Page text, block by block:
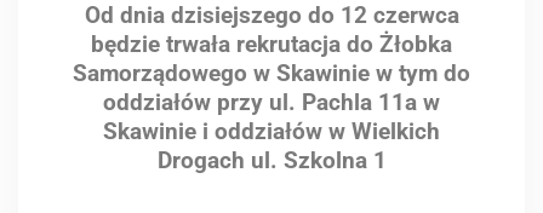
Od dnia dzisiejszego do 12 czerwca
będzie trwała rekrutacja do Żłobka
Samorządowego w Skawinie w tym do
oddziałów przy ul. Pachla 11a w
Skawinie i oddziałów w Wielkich
Drogach ul. Szkolna 1